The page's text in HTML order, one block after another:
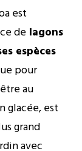
est
de lagons
espèces
pour
au
glacée, est
grand
avec